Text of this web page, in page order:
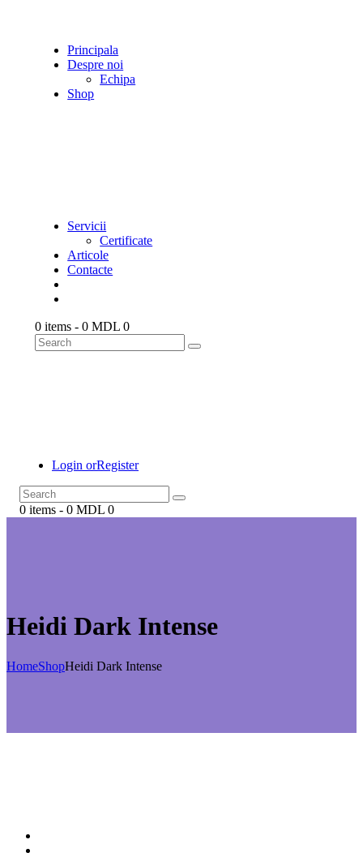
Principala
Despre noi
Echipa
Shop
Servicii
Certificate
Articole
Contacte
0 items -0 MDL 0
Login orRegister
0 items - 0 MDL 0
Heidi Dark Intense
HomeShopHeidi Dark Intense